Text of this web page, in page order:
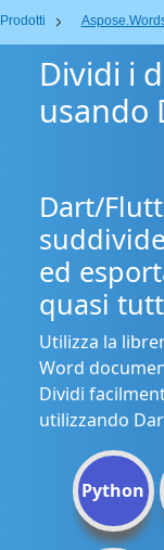
Prodotti
Dividi i
usando
Dart/
ed
quasi
Utilizza la
Word
Dividi
utilizzando
Python